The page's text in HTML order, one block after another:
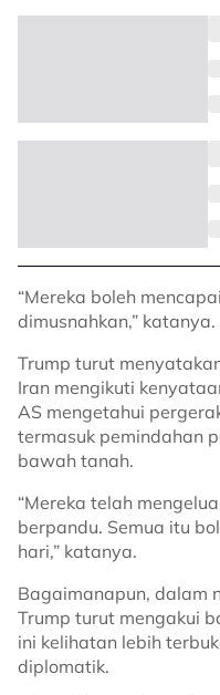
“Mereka boleh
dimusnahkan,” katanya.
Trump turut
Iran mengikuti
AS mengetahui
termasuk pemindahan
bawah tanah.
“Mereka telah
berpandu. Semua itu
hari,” katanya.
Bagaimanapun, dalam
Trump turut mengakui
ini kelihatan lebih
diplomatik.